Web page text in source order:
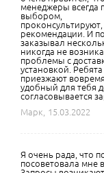
менеджеры всегда
выбором,
проконсультируют,
рекомендации. И
заказывал
никогда не
проблемы с
установкой. Ребята
приезжают
удобный для тебя
согласовывается
Марк,
15.03.2022
Я очень рада, что
посоветовала мне